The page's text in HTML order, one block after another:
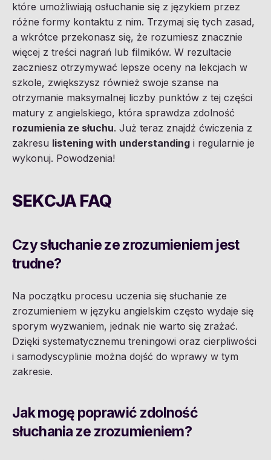
które umożliwiają osłuchanie się z językiem przez
różne formy kontaktu z nim. Trzymaj się tych zasad,
a wkrótce przekonasz się, że rozumiesz znacznie
więcej z treści nagrań lub filmików. W rezultacie
zaczniesz otrzymywać lepsze oceny na lekcjach w
szkole, zwiększysz również swoje szanse na
otrzymanie maksymalnej liczby punktów z tej części
matury z angielskiego, która sprawdza zdolność
rozumienia ze słuchu. Już teraz znajdź ćwiczenia z
zakresu listening with understanding i regularnie je
wykonuj. Powodzenia!
SEKCJA FAQ
Czy słuchanie ze zrozumieniem jest
trudne?
Na początku procesu uczenia się słuchanie ze
zrozumieniem w języku angielskim często wydaje się
sporym wyzwaniem, jednak nie warto się zrażać.
Dzięki systematycznemu treningowi oraz cierpliwości
i samodyscyplinie można dojść do wprawy w tym
zakresie.
Jak mogę poprawić zdolność
słuchania ze zrozumieniem?